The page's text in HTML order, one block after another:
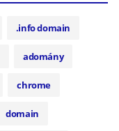
.info domain
adomány
chrome
domain